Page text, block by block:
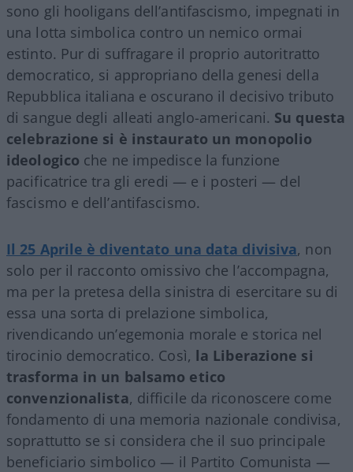
sono gli hooligans dell’antifascismo, impegnati in
una lotta simbolica contro un nemico ormai
estinto. Pur di suffragare il proprio autoritratto
democratico, si appropriano della genesi della
Repubblica italiana e oscurano il decisivo tributo
di sangue degli alleati anglo-americani. Su questa
celebrazione si è instaurato un monopolio
ideologico che ne impedisce la funzione
pacificatrice tra gli eredi — e i posteri — del
fascismo e dell’antifascismo.
Il 25 Aprile è diventato una data divisiva, non
solo per il racconto omissivo che l’accompagna,
ma per la pretesa della sinistra di esercitare su di
essa una sorta di prelazione simbolica,
rivendicando un’egemonia morale e storica nel
tirocinio democratico. Così, la Liberazione si
trasforma in un balsamo etico
convenzionalista, difficile da riconoscere come
fondamento di una memoria nazionale condivisa,
soprattutto se si considera che il suo principale
beneficiario simbolico — il Partito Comunista —